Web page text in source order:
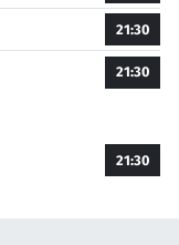
21:30
21:30
21:30